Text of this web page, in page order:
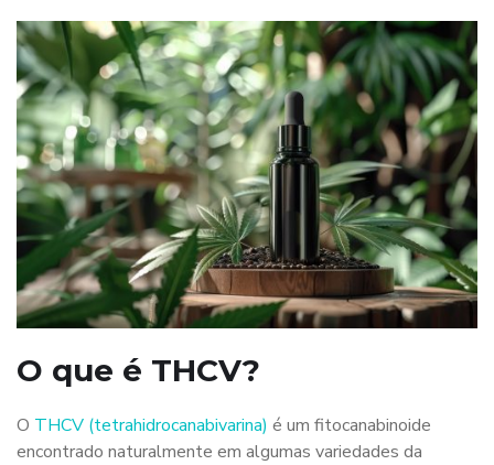
O que é THCV?
O THCV (tetrahidrocanabivarina) é um fitocanabinoide
encontrado naturalmente em algumas variedades da